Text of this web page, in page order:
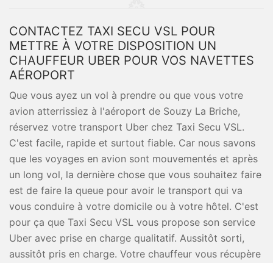
CONTACTEZ TAXI SECU VSL POUR
METTRE À VOTRE DISPOSITION UN
CHAUFFEUR UBER POUR VOS NAVETTES
AÉROPORT
Que vous ayez un vol à prendre ou que vous votre
avion atterrissiez à l'aéroport de Souzy La Briche,
réservez votre transport Uber chez Taxi Secu VSL.
C'est facile, rapide et surtout fiable. Car nous savons
que les voyages en avion sont mouvementés et après
un long vol, la dernière chose que vous souhaitez faire
est de faire la queue pour avoir le transport qui va
vous conduire à votre domicile ou à votre hôtel. C'est
pour ça que Taxi Secu VSL vous propose son service
Uber avec prise en charge qualitatif. Aussitôt sorti,
aussitôt pris en charge. Votre chauffeur vous récupère